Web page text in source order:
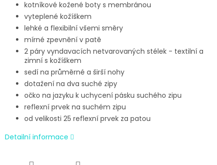
kotníkové kožené boty s membránou
vyteplené kožíškem
lehké a flexibilní všemi směry
mírné zpevnění v patě
2 páry vyndavacích netvarovaných stélek - textilní a
zimní s kožíškem
sedí na průměrné a širší nohy
dotažení na dva suché zipy
očko na jazyku k uchycení pásku suchého zipu
reflexní prvek na suchém zipu
od velikosti 25 reflexní prvek za patou
Detailní informace